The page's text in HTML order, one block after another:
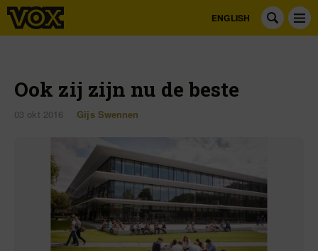
ENGLISH
Ook zij zijn nu de beste
03 okt 2016 Gijs Swennen